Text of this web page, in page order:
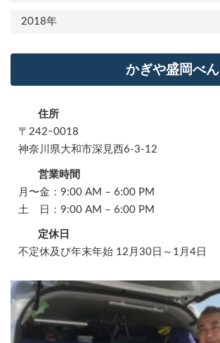
2018年
かぎや盛岡べん
住所
〒242ｰ0018
神奈川県大和市深見西6-3-12
営業時間
月〜金：9:00 AM – 6:00 PM
土 日：9:00 AM – 6:00 PM
定休日
不定休及び年末年始 12月30日～1月4日